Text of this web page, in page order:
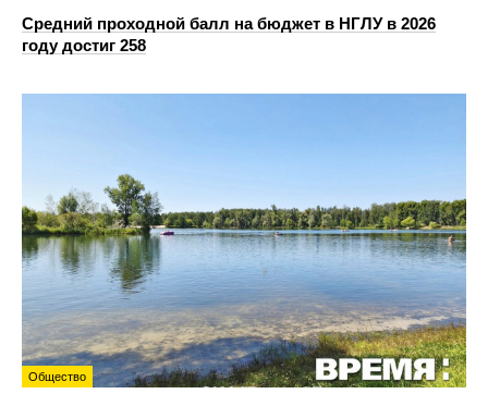
Средний проходной балл на бюджет в НГЛУ в 2026
году достиг 258
Общество